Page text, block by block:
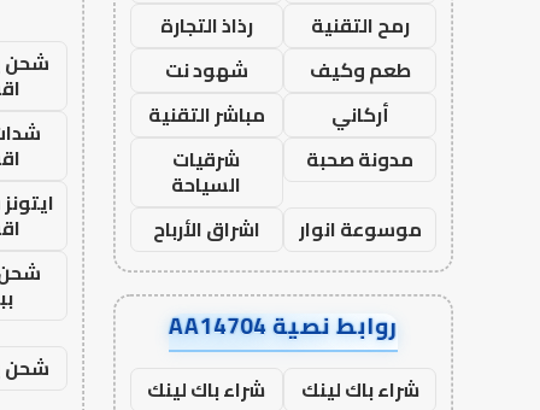
رمح التقنية
رذاذ التجارة
طعم وكيف
شهود نت
أركاني
مباشر التقنية
مدونة صحبة
شرقيات
السياحة
موسوعة انوار
اشراق الأرباح
روابط نصية AA14704
شراء باك لينك
شراء باك لينك
شحن
شحن